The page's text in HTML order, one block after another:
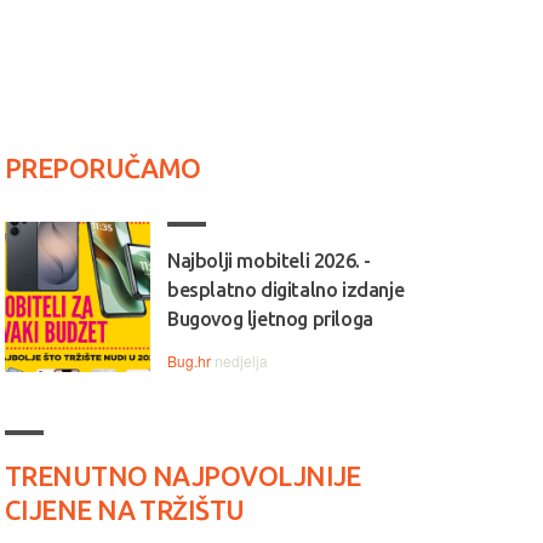
PREPORUČAMO
Najbolji mobiteli 2026. -
besplatno digitalno izdanje
Bugovog ljetnog priloga
Bug.hr nedjelja
TRENUTNO NAJPOVOLJNIJE
CIJENE NA TRŽIŠTU